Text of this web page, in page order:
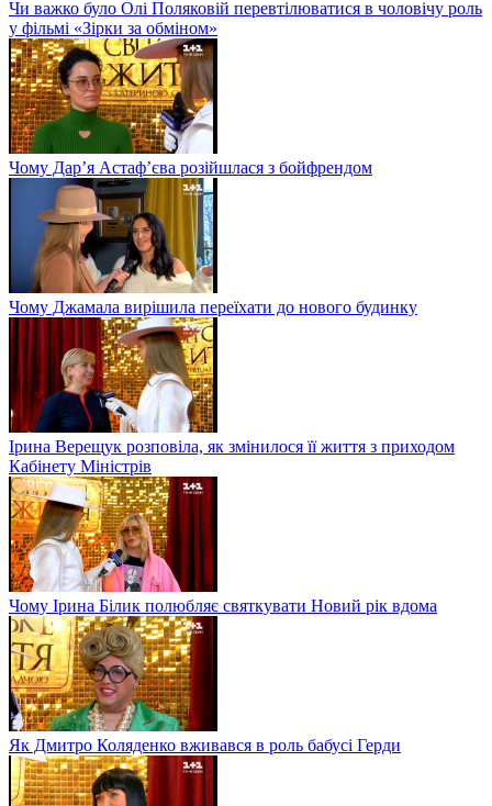
Чи важко було Олі Поляковій перевтілюватися в чоловічу роль
у фільмі «Зірки за обміном»
Чому Дар’я Астаф’єва розійшлася з бойфрендом
Чому Джамала вирішила переїхати до нового будинку
Ірина Верещук розповіла, як змінилося її життя з приходом
Кабінету Міністрів
Чому Ірина Білик полюбляє святкувати Новий рік вдома
Як Дмитро Коляденко вживався в роль бабусі Герди